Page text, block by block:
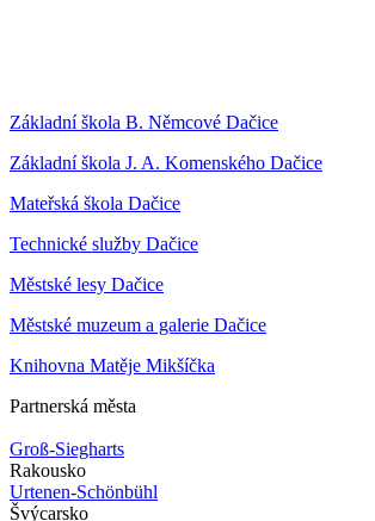
Základní škola B. Němcové Dačice
Základní škola J. A. Komenského Dačice
Mateřská škola Dačice
Technické služby Dačice
Městské lesy Dačice
Městské muzeum a galerie Dačice
Knihovna Matěje Mikšíčka
Partnerská města
Groß-Siegharts
Rakousko
Urtenen-Schönbühl
Švýcarsko